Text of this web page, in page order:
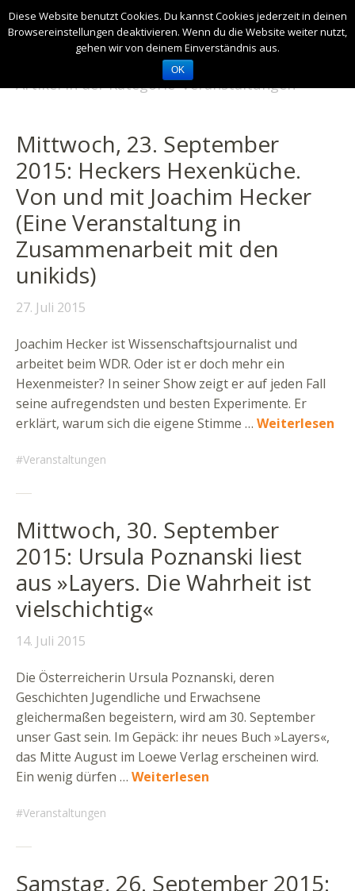
Artikel in der Kategorie ‘Veranstaltungen’
Mittwoch, 23. September
2015: Heckers Hexenküche.
Von und mit Joachim Hecker
(Eine Veranstaltung in
Zusammenarbeit mit den
unikids)
27. Juli 2015
Joachim Hecker ist Wissenschaftsjournalist und
arbeitet beim WDR. Oder ist er doch mehr ein
Hexenmeister? In seiner Show zeigt er auf jeden Fall
seine aufregendsten und besten Experimente. Er
erklärt, warum sich die eigene Stimme … Weiterlesen
Veranstaltungen
Mittwoch, 30. September
2015: Ursula Poznanski liest
aus »Layers. Die Wahrheit ist
vielschichtig«
14. Juli 2015
Die Österreicherin Ursula Poznanski, deren
Geschichten Jugendliche und Erwachsene
gleichermaßen begeistern, wird am 30. September
unser Gast sein. Im Gepäck: ihr neues Buch »Layers«,
das Mitte August im Loewe Verlag erscheinen wird.
Ein wenig dürfen … Weiterlesen
Veranstaltungen
Samstag, 26. September 2015:
Diese Website benutzt Cookies. Du kannst Cookies jederzeit in deinen
Browsereinstellungen deaktivieren. Wenn du die Website weiter nutzt,
gehen wir von deinem Einverständnis aus.
OK